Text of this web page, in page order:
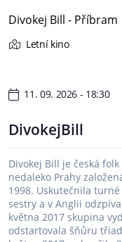
Divokej Bill - Příbram
Letní kino
11. 09. 2026 - 18:30
DivokejBill
Divokej Bill je česká
nedaleko Prahy
1998. Uskutečnila
sestry a v Anglii
května 2017 skupina
odstartovala šňůru